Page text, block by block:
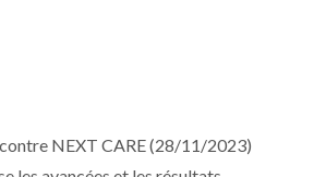
NEXT CARE (28/11/2023)